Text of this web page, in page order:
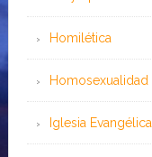
Homilética
Homosexualidad
Iglesia Evangélica